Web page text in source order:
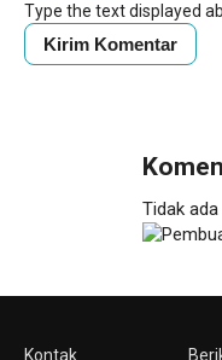
Type the text displayed
Tidak
Kontak